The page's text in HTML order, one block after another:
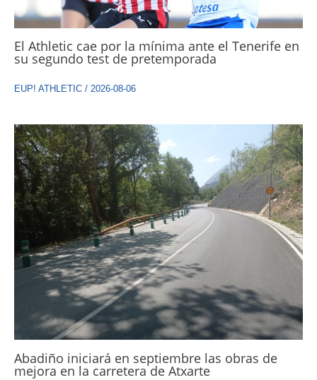
El Athletic cae por la mínima ante el Tenerife en
su segundo test de pretemporada
EUP! ATHLETIC / 2026-08-06
Abadiño iniciará en septiembre las obras de
mejora en la carretera de Atxarte